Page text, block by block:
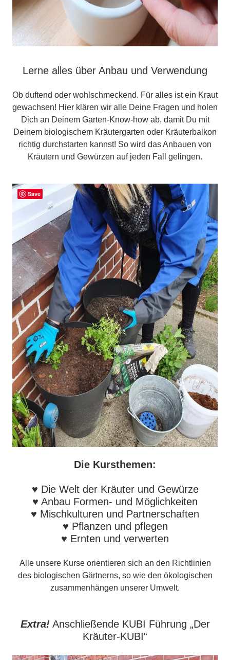
Lerne alles über Anbau und Verwendung
Ob duftend oder wohlschmeckend. Für alles ist ein Kraut
gewachsen! Hier klären wir alle Deine Fragen und holen
Dich an Deinem Garten-Know-how ab, damit Du mit
Deinem biologischem Kräutergarten oder Kräuterbalkon
richtig durchstarten kannst! So wird das Anbauen von
Kräutern und Gewürzen auf jeden Fall gelingen.
Die Kursthemen:
♥ Die Welt der Kräuter und Gewürze
♥ Anbau Formen- und Möglichkeiten
♥ Mischkulturen und Partnerschaften
♥ Pflanzen und pflegen
♥ Ernten und verwerten
Alle unsere Kurse orientieren sich an den Richtlinien
des biologischen Gärtnerns, so wie den ökologischen
zusammenhängen unserer Umwelt.
Extra!Anschließende KUBI Führung „Der
Kräuter-KUBI“
Save